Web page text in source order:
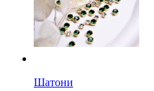
Шатони